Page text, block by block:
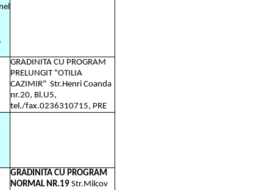
GRADINITA CU PROGRAM
PRELUNGIT "OTILIA
CAZIMIR" Str.Henri Coanda
nr.20, Bl.U5,
tel./fax.0236310715, PRE
GRADINITA CU PROGRAM
NORMAL NR.19 Str.Milcov